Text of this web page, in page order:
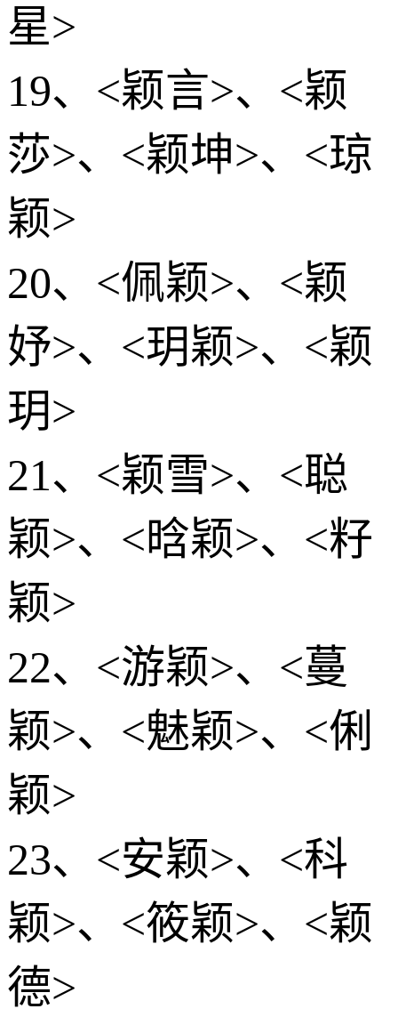
星>
19、<颖言>、<颖
莎>、<颖坤>、<琼
颖>
20、<佩颖>、<颖
妤>、<玥颖>、<颖
玥>
21、<颖雪>、<聪
颖>、<晗颖>、<籽
颖>
22、<游颖>、<蔓
颖>、<魅颖>、<俐
颖>
23、<安颖>、<科
颖>、<筱颖>、<颖
德>